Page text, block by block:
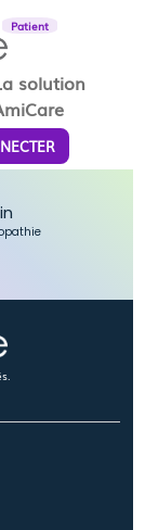
Patient
solution